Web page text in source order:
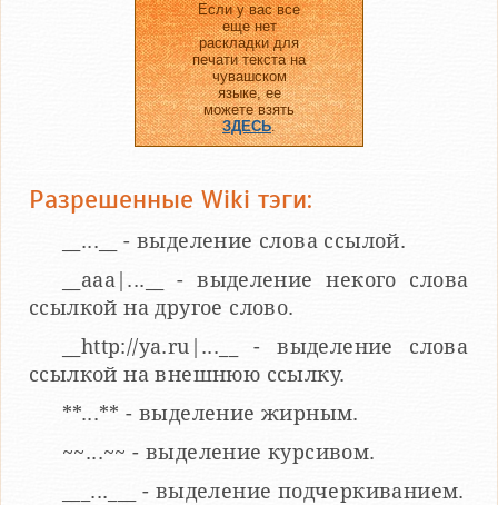
Если у вас все
еще нет
раскладки для
печати текста на
чувашском
языке, ее
можете взять
ЗДЕСЬ.
Разрешенные Wiki тэги:
__...__ - выделение слова ссылой.
__aaa|...__ - выделение некого слова
ссылкой на другое слово.
__http://ya.ru|...__ - выделение слова
ссылкой на внешнюю ссылку.
**...** - выделение жирным.
~~...~~ - выделение курсивом.
___...___ - выделение подчеркиванием.